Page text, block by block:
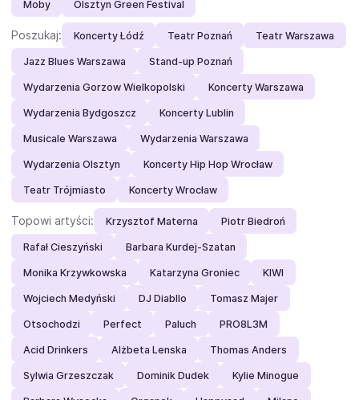
Moby Olsztyn Green Festival
Poszukaj: Koncerty Łódź Teatr Poznań Teatr Warszawa
Jazz Blues Warszawa Stand-up Poznań
Wydarzenia Gorzow Wielkopolski Koncerty Warszawa
Wydarzenia Bydgoszcz Koncerty Lublin
Musicale Warszawa Wydarzenia Warszawa
Wydarzenia Olsztyn Koncerty Hip Hop Wrocław
Teatr Trójmiasto Koncerty Wrocław
Topowi artyści: Krzysztof Materna Piotr Biedroń
Rafał Cieszyński Barbara Kurdej-Szatan
Monika Krzywkowska Katarzyna Groniec KIWI
Wojciech Medyński DJ Diabllo Tomasz Majer
Otsochodzi Perfect Paluch PRO8L3M
Acid Drinkers Alżbeta Lenska Thomas Anders
Sylwia Grzeszczak Dominik Dudek Kylie Minogue